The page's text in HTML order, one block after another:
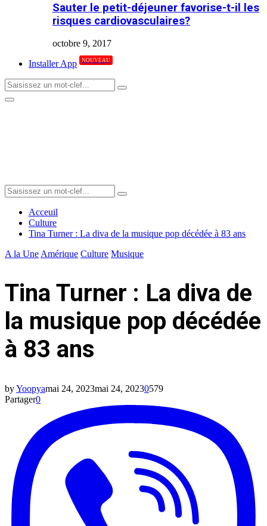
Sauter le petit-déjeuner favorise-t-il les
risques cardiovasculaires?
octobre 9, 2017
Installer App
NOUVEAU
Search
for:
Search
Primary
Search
for:
Search
Acceuil
Culture
Tina Turner : La diva de la musique pop décédée à 83 ans
A la Une Amérique Culture Musique
Tina Turner : La diva de
la musique pop décédée
à 83 ans
byYoopyamai 24, 2023mai 24, 20230579
Partager0